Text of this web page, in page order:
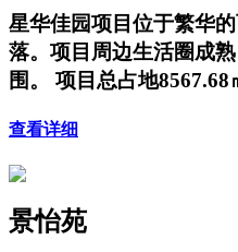
星华佳园项目位于繁华
落。项目周边生活圈成
围。 项目总占地
查看详细
景怡苑